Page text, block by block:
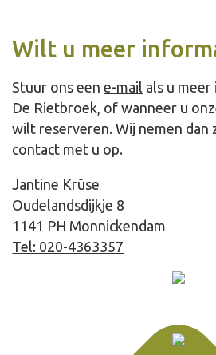
Wilt u meer
Stuur ons eene-mail als u
De Rietbroek, of wanneer u
wilt reserveren. Wij nemen dan
contact met u op.
Jantine Krüse
Oudelandsdijkje 8
1141 PH Monnickendam
Tel: 020-4363357